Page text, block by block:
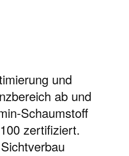
und
ab und
Schaumstoff
zertifiziert.